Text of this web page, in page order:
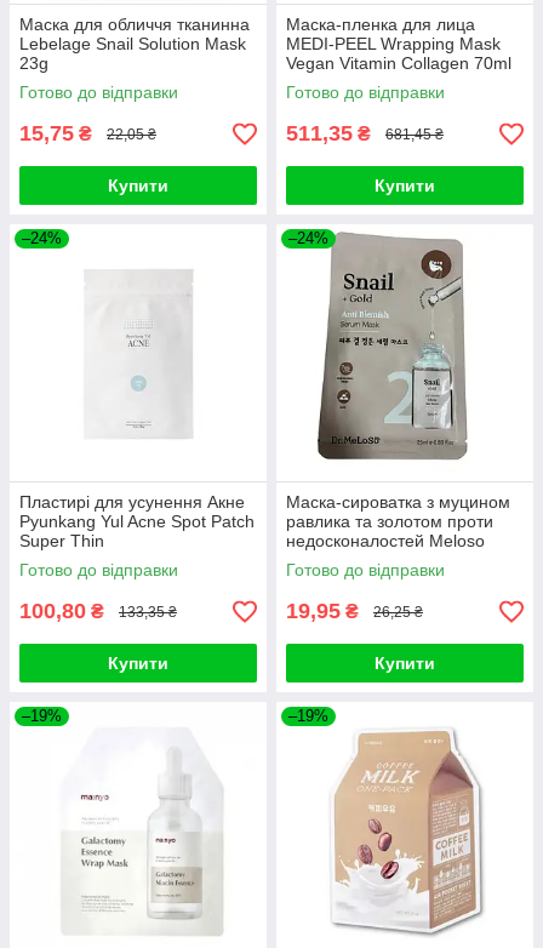
Маска для обличчя тканинна
Lebelage Snail Solution Mask
23g
Готово до відправки
15,75 ₴ 22,05 ₴
Купити
Маска-пленка для лица
MEDI-PEEL Wrapping Mask
Vegan Vitamin Collagen 70ml
Готово до відправки
511,35 ₴ 681,45 ₴
Купити
–24%
Пластирі для усунення Акне
Pyunkang Yul Acne Spot Patch
Super Thin
Готово до відправки
100,80 ₴ 133,35 ₴
Купити
–24%
Маска-сироватка з муцином
равлика та золотом проти
недосконалостей Meloso
Snail + Gold Anti Blemish
Готово до відправки
19,95 ₴ 26,25 ₴
Купити
–19% –19%